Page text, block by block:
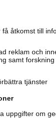
verifierat ditt
besöker du
oss
få åtkomst till
reklam och
samt
tjänster
uppgifter om